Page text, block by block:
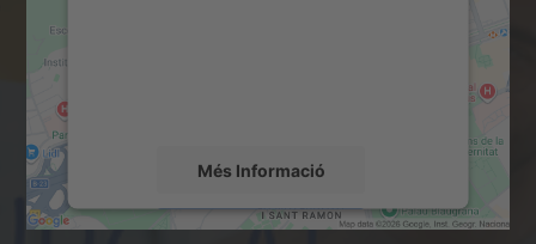
Més Informació
Accepta